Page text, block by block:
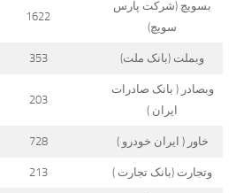
بسویچ (شرکت پارس
سویچ)
1622
وبملت (بانک ملت) 353
وبصادر ( بانک صادرات
ایران )
203
خاور ( ایران خودرو ) 728
وتجارت (بانک تجارت ) 213